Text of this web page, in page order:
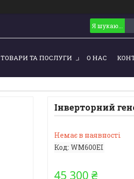
ТОВАРИ ТА ПОСЛУГИ О НАС
Інверторний
Немає в наявності
Код: WM600EI
45 300 ₴